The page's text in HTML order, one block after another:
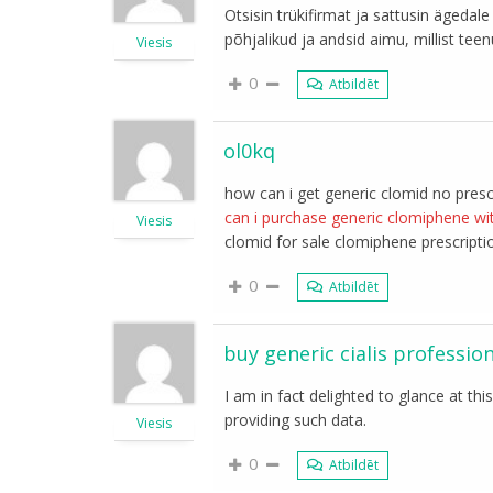
Viesis
Otsisin trükifirmat ja sattusin ägedale
põhjalikud ja andsid aimu, millist
0 Atbildēt
Viesis
ol0kq
how can i get generic clomid no
can i purchase generic clomiphene
clomid for sale clomiphene
0 Atbildēt
Viesis
buy generic cialis
I am in fact delighted to glance at
providing such data.
0 Atbildēt